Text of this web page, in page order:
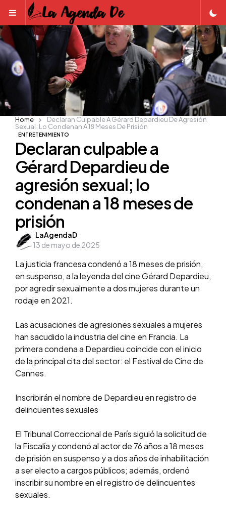
Menu
ENTRETENIMIENTO
Declaran culpable a
Gérard Depardieu de
agresión sexual; lo
condenan a 18 meses de
prisión
Posted
by
LaAgendaD
13 de mayo de 2025
Home
Declaran Culpable A Gérard Depardieu De Agresión
Sexual; Lo Condenan A 18 Meses De Prisión
La justicia francesa condenó a 18 meses de prisión,
en suspenso, a la leyenda del cine Gérard Depardieu,
por agredir sexualmente a dos mujeres durante un
rodaje en 2021.
Las acusaciones de agresiones sexuales a mujeres
han sacudido la industria del cine en Francia. La
primera condena a Depardieu coincide con el inicio
de la principal cita del sector: el Festival de Cine de
Cannes.
Inscribirán el nombre de Depardieu en registro de
delincuentes sexuales
El Tribunal Correccional de París siguió la solicitud de
la Fiscalía y condenó al actor de 76 años a 18 meses
de prisión en suspenso y a dos años de inhabilitación
a ser electo a cargos públicos; además, ordenó
inscribir su nombre en el registro de delincuentes
sexuales.